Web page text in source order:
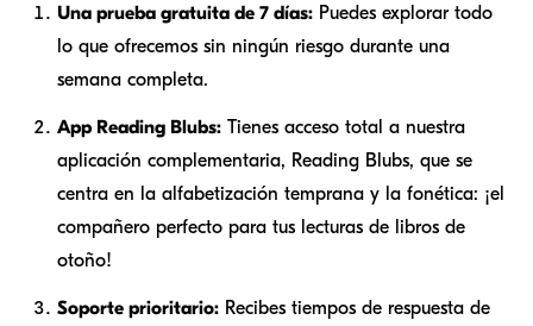
Una prueba gratuita de 7 días: Puedes explorar todo
lo que ofrecemos sin ningún riesgo durante una
semana completa.
App Reading Blubs: Tienes acceso total a nuestra
aplicación complementaria, Reading Blubs, que se
centra en la alfabetización temprana y la fonética: ¡el
compañero perfecto para tus lecturas de libros de
otoño!
Soporte prioritario: Recibes tiempos de respuesta de